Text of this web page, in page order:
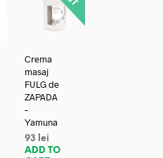
Crema
masaj
FULG de
ZAPADA
–
Yamuna
93
lei
ADD TO